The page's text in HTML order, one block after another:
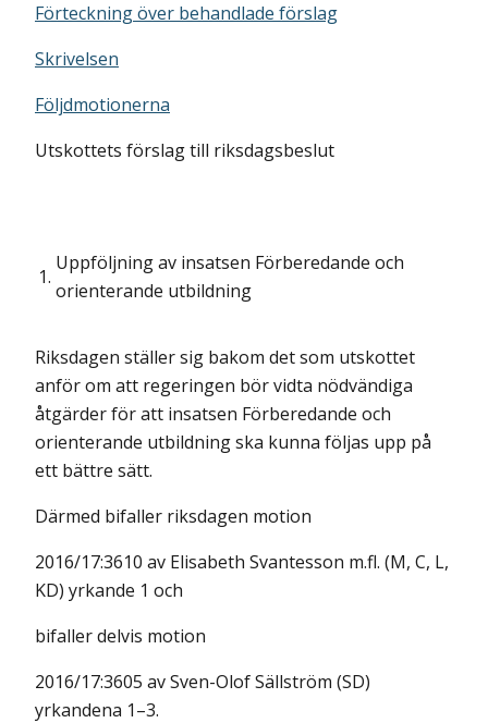
Förteckning över behandlade förslag
Skrivelsen
Följdmotionerna
Utskottets förslag till riksdagsbeslut
1.
Uppföljning av insatsen Förberedande och
orienterande utbildning
Riksdagen ställer sig bakom det som utskottet
anför om att regeringen bör vidta nödvändiga
åtgärder för att insatsen Förberedande och
orienterande utbildning ska kunna följas upp på
ett bättre sätt.
Därmed bifaller riksdagen motion
2016/17:3610 av Elisabeth Svantesson m.fl. (M, C, L,
KD) yrkande 1 och
bifaller delvis motion
2016/17:3605 av Sven-Olof Sällström (SD)
yrkandena 1–3.